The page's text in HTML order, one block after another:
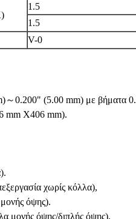
1.5
1.5
V-0
～0.200" (5.00 mm) με βήματα
mm X406 mm).
χωρίς κόλλα),
όψης).
μονής όψης/διπλής όψης).